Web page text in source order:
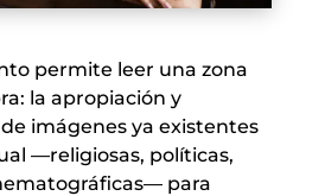
permite leer una zona
la apropiación y
imágenes ya existentes
—religiosas, políticas,
para